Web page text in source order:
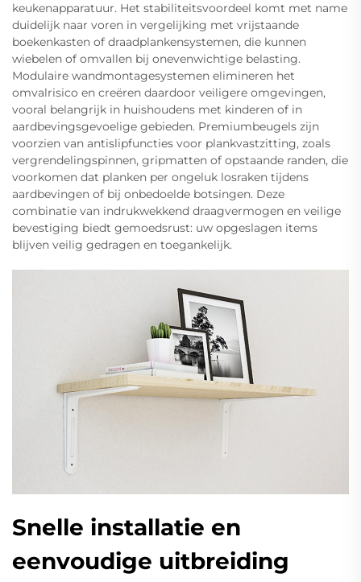
keukenapparatuur. Het stabiliteitsvoordeel komt met name
duidelijk naar voren in vergelijking met vrijstaande
boekenkasten of draadplankensystemen, die kunnen
wiebelen of omvallen bij onevenwichtige belasting.
Modulaire wandmontagesystemen elimineren het
omvalrisico en creëren daardoor veiligere omgevingen,
vooral belangrijk in huishoudens met kinderen of in
aardbevingsgevoelige gebieden. Premiumbeugels zijn
voorzien van antislipfuncties voor plankvastzitting, zoals
vergrendelingspinnen, gripmatten of opstaande randen, die
voorkomen dat planken per ongeluk losraken tijdens
aardbevingen of bij onbedoelde botsingen. Deze
combinatie van indrukwekkend draagvermogen en veilige
bevestiging biedt gemoedsrust: uw opgeslagen items
blijven veilig gedragen en toegankelijk.
Snelle installatie en
eenvoudige uitbreiding